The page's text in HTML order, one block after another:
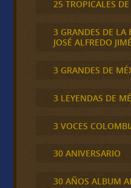
25 TROPICALES
3 GRANDES DE
JOSÉ ALFREDO
3 GRANDES DE
3 LEYENDAS DE
3 VOCES
30 ANIVERSARIO
30 AÑOS ALBUM